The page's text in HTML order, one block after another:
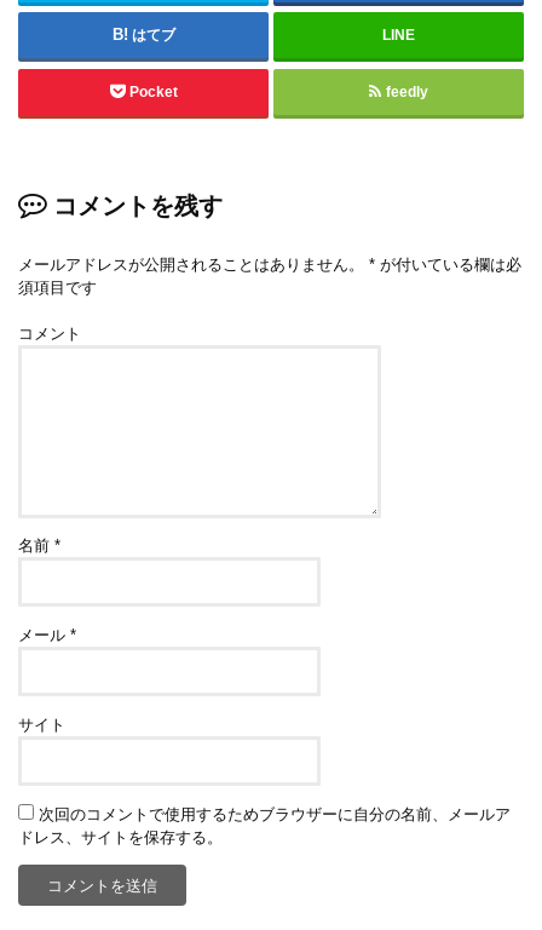
はてブ LINE
Pocket feedly
コメントを残す
メールアドレスが公開されることはありません。 * が付いている欄は必
須項目です
コメント
名前*
メール*
サイト
次回のコメントで使用するためブラウザーに自分の名前、メールア
ドレス、サイトを保存する。